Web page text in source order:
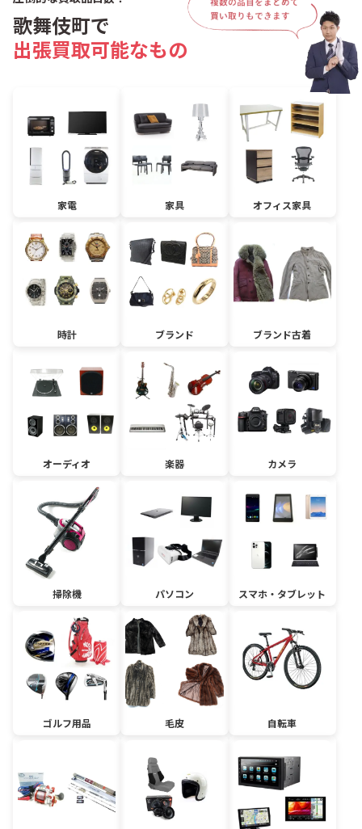
歌舞伎町で
出張買取可能なもの
家電 家具 オフィス家具
時計 ブランド ブランド古着
オーディオ 楽器 カメラ
掃除機 パソコン スマホ・タブレット
ゴルフ用品 毛皮 自転車